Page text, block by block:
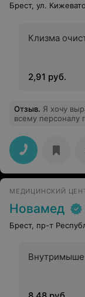
Брест, ул.
Клизма
2,91 руб.
Отзыв. Я хочу
всему персоналу
профессионализм,
отношение.
— Анатолию Михайловичу за проведённую операцию,
за
старшей
отзывчивость.
слаженно, как
коллективу
медсёстрам за
чистоту, а заведующей
МЕДИЦИНСКИЙ
Новамед
Брест, пр-т